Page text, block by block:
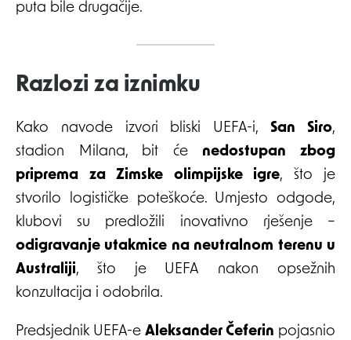
puta bile drugačije.
Razlozi za iznimku
Kako navode izvori bliski UEFA-i,San Siro,
stadion Milana, bit će nedostupan zbog
priprema za Zimske olimpijske igre, što je
stvorilo logističke poteškoće. Umjesto odgode,
klubovi su predložili inovativno rješenje –
odigravanje utakmice na neutralnom terenu u
Australiji, što je UEFA nakon opsežnih
konzultacija i odobrila.
Predsjednik UEFA-e Aleksander Čeferin pojasnio